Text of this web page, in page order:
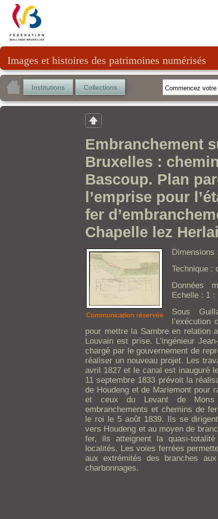
Images et histoires des patrimoines numérisés
Institutions Collections
Embranchement
Bruxelles :
Bascoup. Plan
l’emprise pour
fer
Chapelle lez
Communication réservée
Dimensions
Technique :
Données
Echelle : 1 :
Sous
l’exécution
pour mettre la Sambre en relation
Louvain est prise. L’ingénieur
chargé par le gouvernement de
réaliser un nouveau projet. Les
avril 1827 et le canal est inauguré
11 septembre 1833 prévoit la
de Houdeng et de Mariemont pour
et ceux du Levant de
embranchements et chemins de
le roi le 5 août 1839. Ils se
vers Houdeng et au moyen de
fer, ils atteignent la quasi-
localités. Les voies ferrées
aux extrémités des branches
charbonnages.